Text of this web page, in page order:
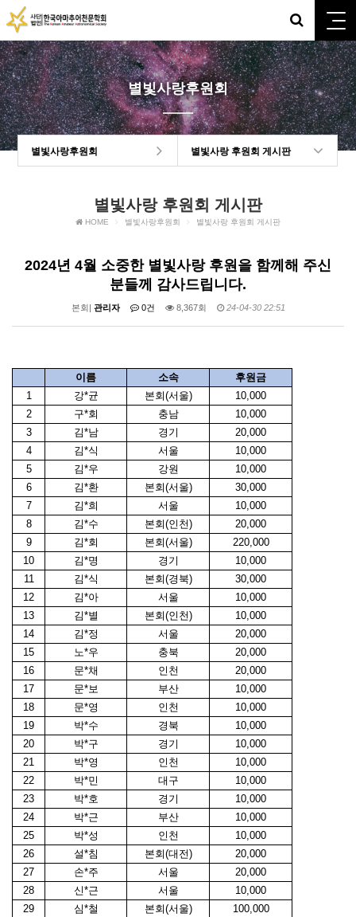
별빛사랑후원회
별빛사랑후원회 별빛사랑 후원회 게시판
별빛사랑 후원회 게시판
HOME 별빛사랑후원회 별빛사랑 후원회 게시판
2024년 4월 소중한 별빛사랑 후원을 함께해 주신
분들께 감사드립니다.
본회| 관리자 0건 8,367회 24-04-30 22:51
이름 소속
후원금
1
강*균 본회(서울)
10,000
2
구*회 충남
10,000
3
김*남 경기
20,000
4
김*식 서울
10,000
5
김*우 강원
10,000
6
김*환 본회(서울)
30,000
7
김*희 서울
10,000
8
김*수 본회(인천)
20,000
9
김*회 본회(서울)
220,000
10
김*명 경기
10,000
11
김*식 본회(경북)
30,000
12
김*아 서울
10,000
13
김*별 본회(인천)
10,000
14
김*정 서울
20,000
15
노*우 충북
20,000
16
문*채 인천
20,000
17
문*보 부산
10,000
18
문*영 인천
10,000
19
박*수 경북
10,000
20
박*구 경기
10,000
21
박*영 인천
10,000
22
박*민 대구
10,000
23
박*호 경기
10,000
24
박*근 부산
10,000
25
박*성 인천
10,000
26
설*침 본회(대전)
20,000
27
손*주 서울
20,000
28
신*근 서울
10,000
29
심*철 본회(서울)
100,000